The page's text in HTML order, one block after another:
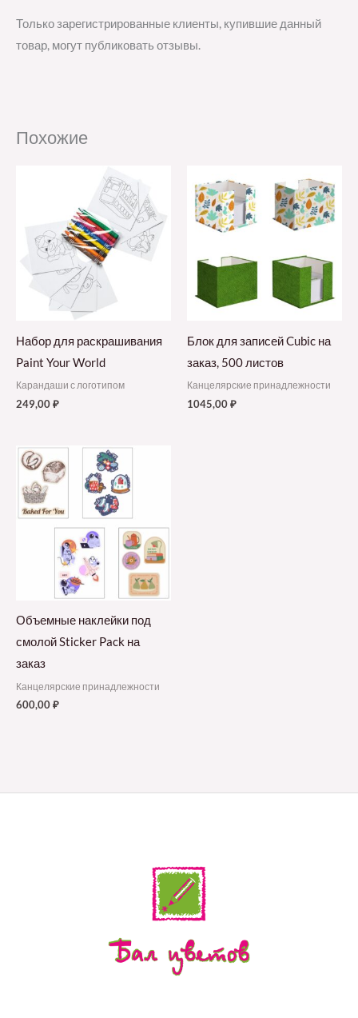
Только зарегистрированные клиенты, купившие данный
товар, могут публиковать отзывы.
Похожие
Набор для раскрашивания
Paint Your World
Карандаши с логотипом
249,00₽
Блок для записей Cubic на
заказ, 500 листов
Канцелярские принадлежности
1045,00₽
Объемные наклейки под
смолой Sticker Pack на
заказ
Канцелярские принадлежности
600,00₽